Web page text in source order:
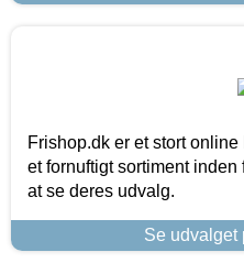
Frishop.dk er et stort
et fornuftigt sortiment
at se deres udvalg.
Se udvalget